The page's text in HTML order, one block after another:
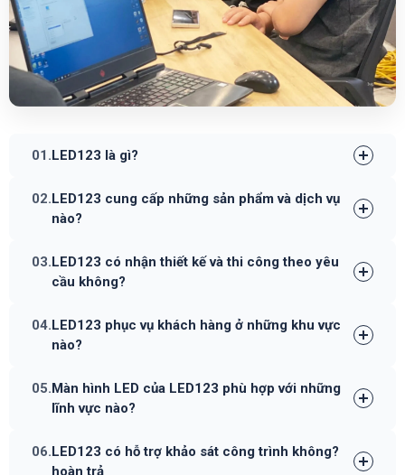
01.LED123 là gì?
02.LED123 cung cấp những sản phẩm và dịch vụ
nào?
03.LED123 có nhận thiết kế và thi công theo yêu
cầu không?
04.LED123 phục vụ khách hàng ở những khu vực
nào?
05.Màn hình LED của LED123 phù hợp với những
lĩnh vực nào?
06.LED123 có hỗ trợ khảo sát công trình không?
hoàn trả